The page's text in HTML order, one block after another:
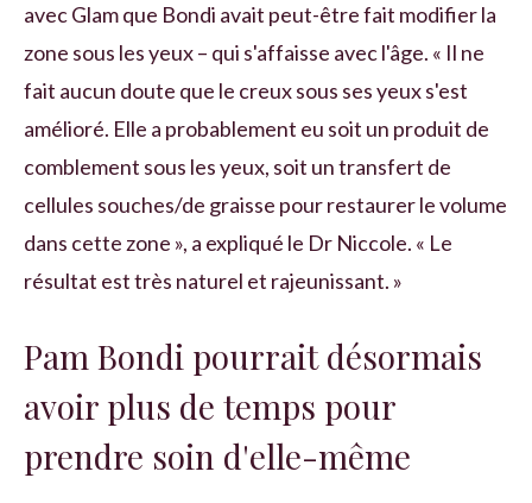
avec Glam que Bondi avait peut-être fait modifier la
zone sous les yeux – qui s'affaisse avec l'âge. « Il ne
fait aucun doute que le creux sous ses yeux s'est
amélioré. Elle a probablement eu soit un produit de
comblement sous les yeux, soit un transfert de
cellules souches/de graisse pour restaurer le volume
dans cette zone », a expliqué le Dr Niccole. « Le
résultat est très naturel et rajeunissant. »
Pam Bondi pourrait désormais
avoir plus de temps pour
prendre soin d'elle-même